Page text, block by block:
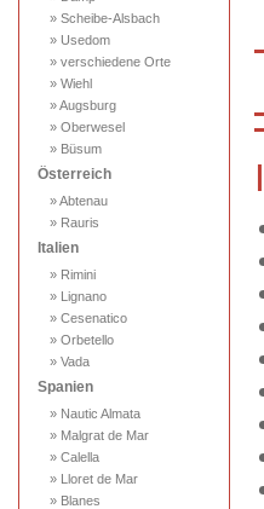
» Scheibe-Alsbach
» Usedom
» verschiedene Orte
» Wiehl
» Augsburg
» Oberwesel
» Büsum
Österreich
» Abtenau
» Rauris
Italien
» Rimini
» Lignano
» Cesenatico
» Orbetello
» Vada
Spanien
» Nautic Almata
» Malgrat de Mar
» Calella
» Lloret de Mar
» Blanes